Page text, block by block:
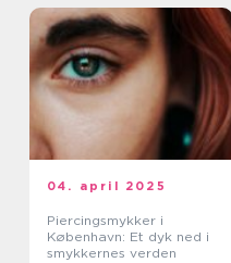
04. april 2025
Piercingsmykker i
København: Et dyk ned i
smykkernes verden